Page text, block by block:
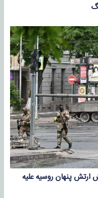
پنهان روسیه علیه